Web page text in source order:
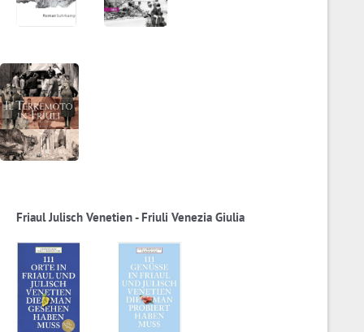
Friaul Julisch Venetien - Friuli Venezia Giulia